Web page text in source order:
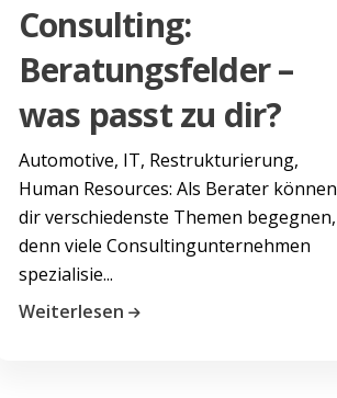
Consulting:
Beratungsfelder –
was passt zu dir?
Automotive, IT, Restrukturierung,
Human Resources: Als Berater können
dir verschiedenste Themen begegnen,
denn viele Consultingunternehmen
spezialisie...
Weiterlesen